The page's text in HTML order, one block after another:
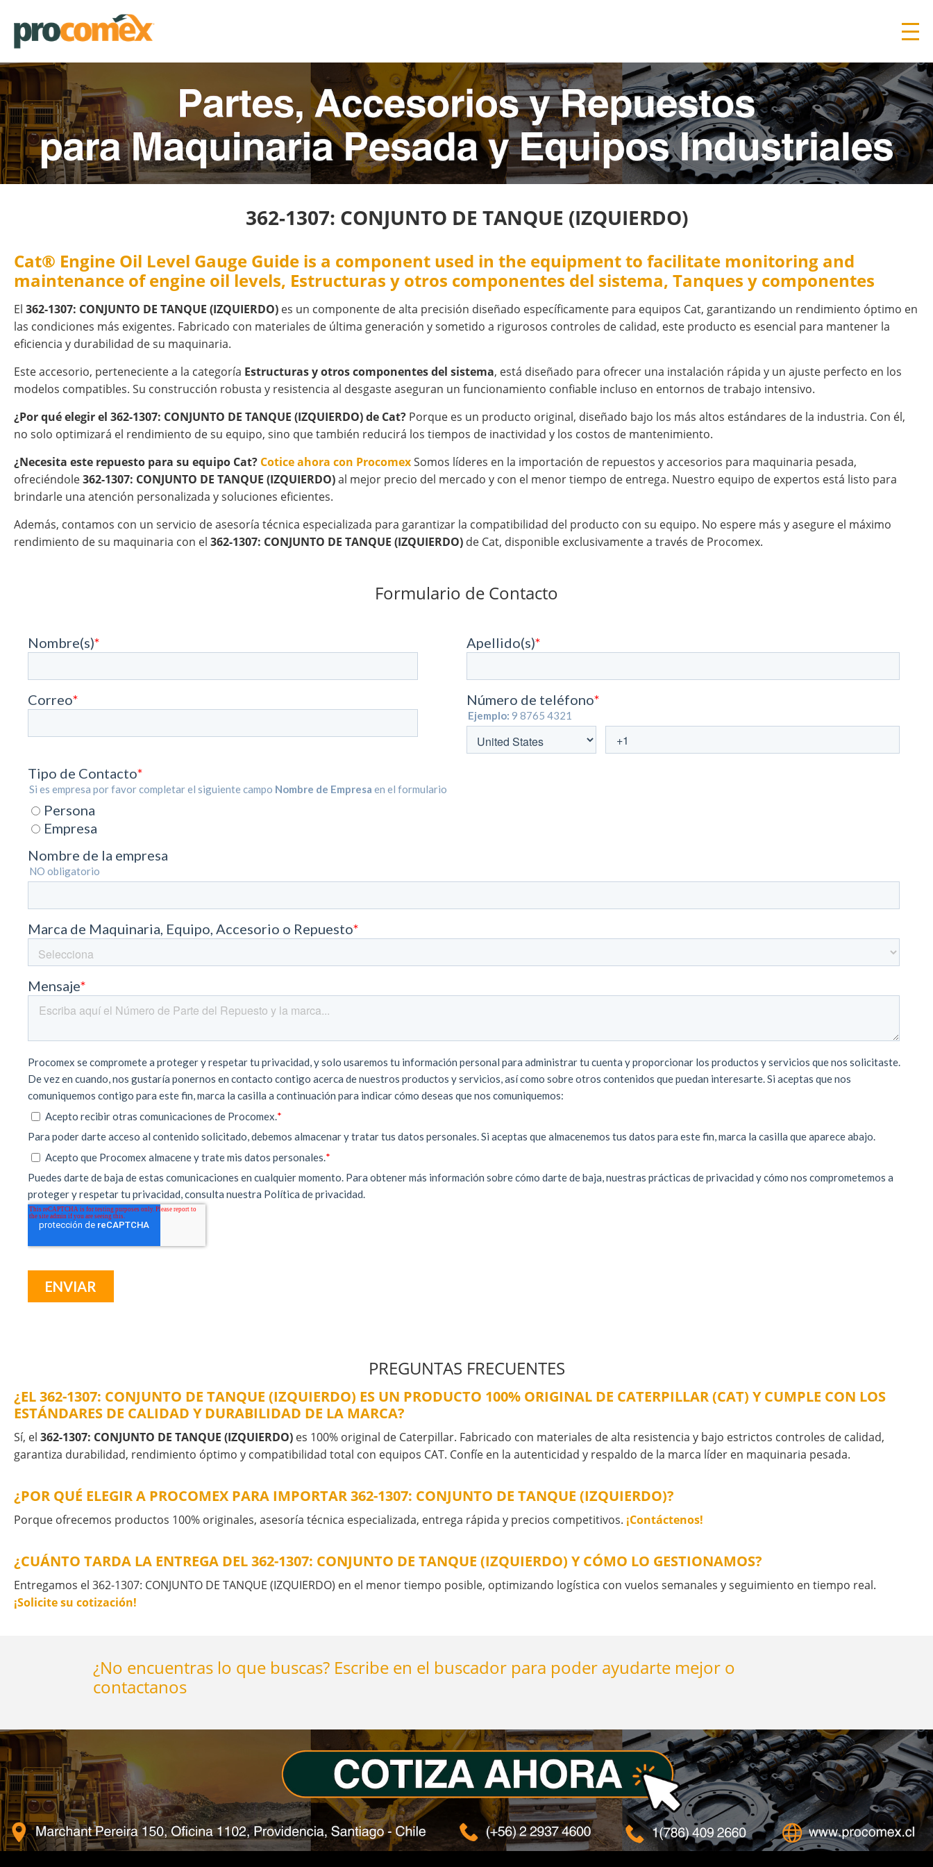
362-1307: CONJUNTO DE TANQUE (IZQUIERDO)
Cat® Engine Oil Level Gauge Guide is a component used in the equipment to facilitate monitoring and
maintenance of engine oil levels, Estructuras y otros componentes del sistema, Tanques y componentes
El 362-1307: CONJUNTO DE TANQUE (IZQUIERDO) es un componente de alta precisión diseñado específicamente para equipos Cat, garantizando un rendimiento óptimo en
las condiciones más exigentes. Fabricado con materiales de última generación y sometido a rigurosos controles de calidad, este producto es esencial para mantener la
eficiencia y durabilidad de su maquinaria.
Este accesorio, perteneciente a la categoría Estructuras y otros componentes del sistema, está diseñado para ofrecer una instalación rápida y un ajuste perfecto en los
modelos compatibles. Su construcción robusta y resistencia al desgaste aseguran un funcionamiento confiable incluso en entornos de trabajo intensivo.
¿Por qué elegir el 362-1307: CONJUNTO DE TANQUE (IZQUIERDO) de Cat? Porque es un producto original, diseñado bajo los más altos estándares de la industria. Con él,
no solo optimizará el rendimiento de su equipo, sino que también reducirá los tiempos de inactividad y los costos de mantenimiento.
¿Necesita este repuesto para su equipo Cat? Cotice ahora con ProcomexSomos líderes en la importación de repuestos y accesorios para maquinaria pesada,
ofreciéndole362-1307: CONJUNTO DE TANQUE (IZQUIERDO)al mejor precio del mercado y con el menor tiempo de entrega. Nuestro equipo de expertos está listo para
brindarle una atención personalizada y soluciones eficientes.
Además, contamos con un servicio de asesoría técnica especializada para garantizar la compatibilidad del producto con su equipo. No espere más y asegure el máximo
rendimiento de su maquinaria con el 362-1307: CONJUNTO DE TANQUE (IZQUIERDO) de Cat, disponible exclusivamente a través de Procomex.
Formulario de Contacto
PREGUNTAS FRECUENTES
¿EL 362-1307: CONJUNTO DE TANQUE (IZQUIERDO) ES UN PRODUCTO 100% ORIGINAL DE CATERPILLAR (CAT) Y CUMPLE CON LOS
ESTÁNDARES DE CALIDAD Y DURABILIDAD DE LA MARCA?
Sí, el 362-1307: CONJUNTO DE TANQUE (IZQUIERDO) es 100% original de Caterpillar. Fabricado con materiales de alta resistencia y bajo estrictos controles de calidad,
garantiza durabilidad, rendimiento óptimo y compatibilidad total con equipos CAT. Confíe en la autenticidad y respaldo de la marca líder en maquinaria pesada.
¿POR QUÉ ELEGIR A PROCOMEX PARA IMPORTAR 362-1307: CONJUNTO DE TANQUE (IZQUIERDO)?
Porque ofrecemos productos 100% originales, asesoría técnica especializada, entrega rápida y precios competitivos. ¡Contáctenos!
¿CUÁNTO TARDA LA ENTREGA DEL 362-1307: CONJUNTO DE TANQUE (IZQUIERDO) Y CÓMO LO GESTIONAMOS?
Entregamos el 362-1307: CONJUNTO DE TANQUE (IZQUIERDO) en el menor tiempo posible, optimizando logística con vuelos semanales y seguimiento en tiempo real.
¡Solicite su cotización!
¿No encuentras lo que buscas? Escribe en el buscador para poder ayudarte mejor o
contactanos